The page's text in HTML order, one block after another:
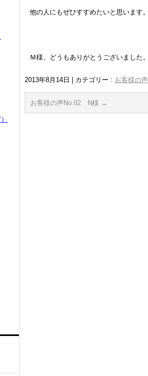
他の人にもぜひすすめたいと思います。
Ｍ様、どうもありがとうございました。
2013年8月14日 カテゴリー : お客様の声
お客様の声No.02 N様 →